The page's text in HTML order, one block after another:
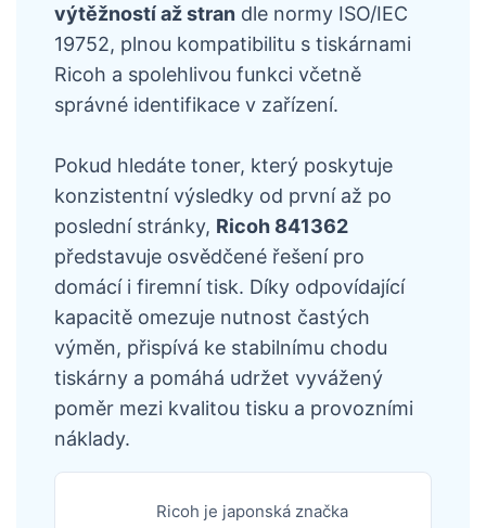
výtěžností až stran dle normy ISO/IEC
19752, plnou kompatibilitu s tiskárnami
Ricoh a spolehlivou funkci včetně
správné identifikace v zařízení.
Pokud hledáte toner, který poskytuje
konzistentní výsledky od první až po
poslední stránky, Ricoh 841362
představuje osvědčené řešení pro
domácí i firemní tisk. Díky odpovídající
kapacitě omezuje nutnost častých
výměn, přispívá ke stabilnímu chodu
tiskárny a pomáhá udržet vyvážený
poměr mezi kvalitou tisku a provozními
náklady.
Ricoh je japonská značka